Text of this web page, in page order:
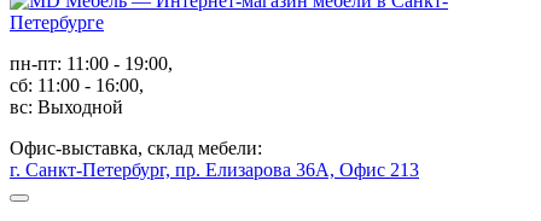
пн-пт: 11:00 - 19:00,
сб: 11:00 - 16:00,
вс: Выходной
Офис-выставка, склад мебели:
г. Санкт-Петербург, пр. Елизарова 36А, Офис 213